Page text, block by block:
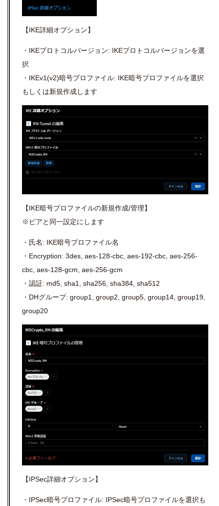
【IKE詳細オプション】
・IKEプロトコルバージョン: IKEプロトコルバージョンを選
択
・IKEv1(v2)暗号プロファイル: IKE暗号プロファイルを選択
もしくは新規作成します
【IKE暗号プロファイルの新規作成/管理】
※ピアと同一設定にします
・氏名: IKE暗号プロファイル名
・Encryption: 3des, aes-128-cbc, aes-192-cbc, aes-256-
cbc, aes-128-gcm, aes-256-gcm
・認証: md5, sha1, sha256, sha384, sha512
・DHグループ: group1, group2, group5, group14, group19,
group20
【IPSec詳細オプション】
・IPSec暗号プロファイル: IPSec暗号プロファイルを選択も